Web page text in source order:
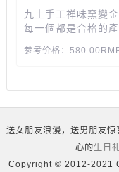
九土手工禅味窯變
每一個都是合格的
参考价格：
送女朋友浪漫，送男朋友
心的生日
Copyright © 2012-2021